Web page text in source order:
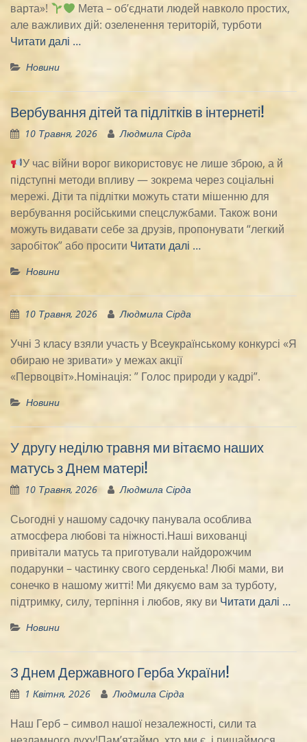
варта»!
Мета – об’єднати людей навколо простих,
але важливих дій: озеленення територій, турботи
Читати далі …
Новини
Вербування дітей та підлітків в інтернеті!
10 Травня, 2026 Людмила Сірда
У час війни ворог використовує не лише зброю, а й
підступні методи впливу — зокрема через соціальні
мережі. Діти та підлітки можуть стати мішенню для
вербування російськими спецслужбами. Також вони
можуть видавати себе за друзів, пропонувати “легкий
заробіток” або просити Читати далі …
Новини
10 Травня, 2026 Людмила Сірда
Учні 3 класу взяли участь у Всеукраїнському конкурсі «Я
обираю не зривати» у межах акції
«Первоцвіт».Номінація: ” Голос природи у кадрі”.
Новини
У другу неділю травня ми вітаємо наших
матусь з Днем матері!
10 Травня, 2026 Людмила Сірда
Сьогодні у нашому садочку панувала особлива
атмосфера любові та ніжності.Наші вихованці
привітали матусь та приготували найдорожчим
подарунки – частинку свого серденька! Любі мами, ви
сонечко в нашому житті! Ми дякуємо вам за турботу,
підтримку, силу, терпіння і любов, яку ви Читати далі …
Новини
З Днем Державного Герба України!
1 Квітня, 2026 Людмила Сірда
Наш Герб – символ нашої незалежності, сили та